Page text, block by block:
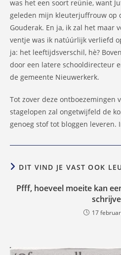
was het een soort reünie, want
geleden mijn kleuterjuffrouw op
Gouderak. En ja, ik zal het maar
ventje was ik natúúrlijk verliefd
ja: het leeftijdsverschil, hè?
door een latere schooldirecteur
de gemeente Nieuwerkerk.
Tot zover deze ontboezemingen
stagelopen zal ongetwijfeld de
genoeg stof tot bloggen leveren.
DIT VIND JE VAST OOK
Pfff, hoeveel moeite kan
17